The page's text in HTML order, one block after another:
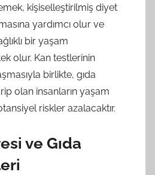
kişiselleştirilmiş diyet
yardımcı olur ve
bir yaşam
olur. Kan testlerinin
birlikte, gıda
olan insanların yaşam
riskler azalacaktır.
ve Gıda